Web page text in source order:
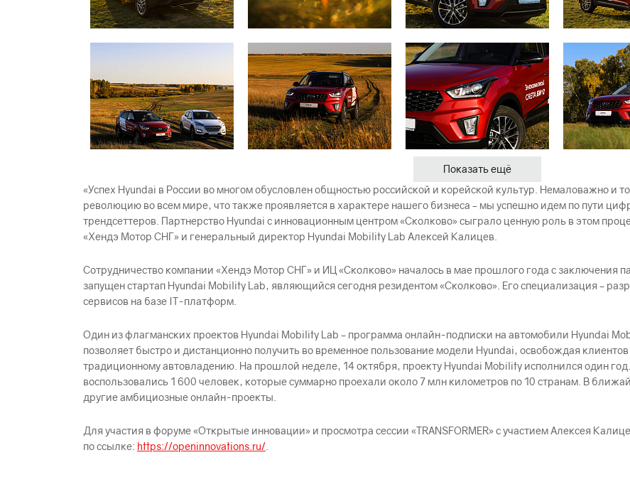
Показать ещё
«Успех Hyundai в России во многом обусловлен общностью российской и корейской культур. Немаловажно и
революцию во всем мире, что также проявляется в характере нашего бизнеса – мы успешно идем по пути
трендсеттеров. Партнерство Hyundai с инновационным центром «Сколково» сыграло ценную роль в этом
«Хендэ Мотор СНГ» и генеральный директор Hyundai Mobility Lab Алексей Калицев.
Сотрудничество компании «Хендэ Мотор СНГ» и ИЦ «Сколково» началось в мае прошлого года с заключения
запущен стартап Hyundai Mobility Lab, являющийся сегодня резидентом «Сколково». Его специализация –
сервисов на базе IT-платформ.
Один из флагманских проектов Hyundai Mobility Lab – программа онлайн-подписки на автомобили Hyundai
позволяет быстро и дистанционно получить во временное пользование модели Hyundai, освобождая
традиционному автовладению. На прошлой неделе, 14 октября, проекту Hyundai Mobility исполнился один
воспользовались 1 600 человек, которые суммарно проехали около 7 млн километров по 10 странам. В
другие амбициозные онлайн-проекты.
Для участия в форуме «Открытые инновации» и просмотра сессии «TRANSFORMER» с участием Алексея
по ссылке: https://openinnovations.ru/